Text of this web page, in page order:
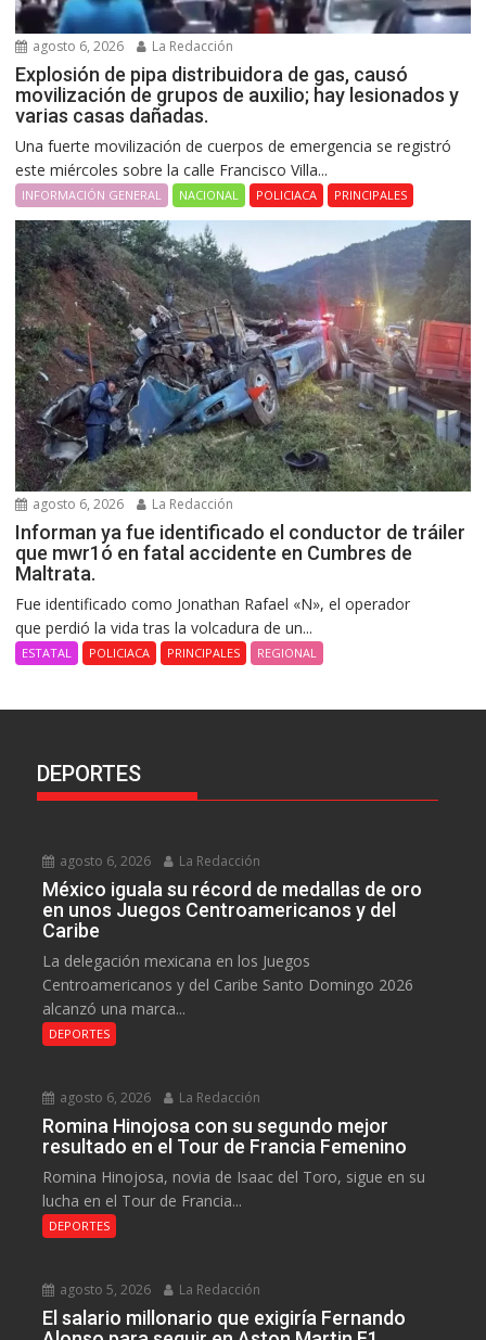
agosto 6, 2026 La Redacción
Explosión de pipa distribuidora de gas, causó
movilización de grupos de auxilio; hay lesionados y
varias casas dañadas.
Una fuerte movilización de cuerpos de emergencia se registró
este miércoles sobre la calle Francisco Villa...
INFORMACIÓN GENERAL NACIONAL POLICIACA PRINCIPALES
agosto 6, 2026 La Redacción
Informan ya fue identificado el conductor de tráiler
que mwr1ó en fatal accidente en Cumbres de
Maltrata.
Fue identificado como Jonathan Rafael «N», el operador
que perdió la vida tras la volcadura de un...
ESTATAL POLICIACA PRINCIPALES REGIONAL
DEPORTES
agosto 6, 2026 La Redacción
México iguala su récord de medallas de oro
en unos Juegos Centroamericanos y del
Caribe
La delegación mexicana en los Juegos
Centroamericanos y del Caribe Santo Domingo 2026
alcanzó una marca...
DEPORTES
agosto 6, 2026 La Redacción
Romina Hinojosa con su segundo mejor
resultado en el Tour de Francia Femenino
Romina Hinojosa, novia de Isaac del Toro, sigue en su
lucha en el Tour de Francia...
DEPORTES
agosto 5, 2026 La Redacción
El salario millonario que exigiría Fernando